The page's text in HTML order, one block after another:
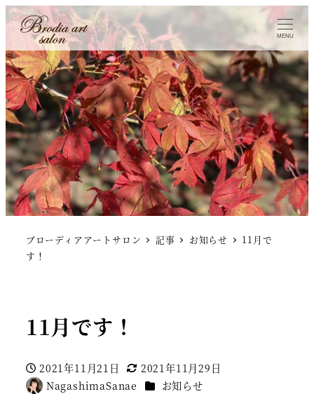
MENU
ブローディアアートサロン 記事 お知らせ
11月で
す！
11月です！
投稿日
2021年11月21日
更新日
2021年11月29日
著
NagashimaSanae カテゴリー
お知らせ